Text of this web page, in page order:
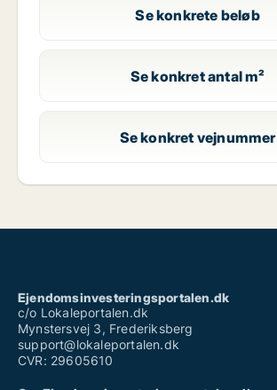
Se konkrete beløb
Se konkret antal m²
Se konkret vejnummer
Ejendomsinvesteringsportalen.dk
c/o Lokaleportalen.dk
Mynstersvej 3, Frederiksberg
support@lokaleportalen.dk
CVR: 29605610